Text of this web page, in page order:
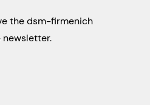
the dsm-firmenich